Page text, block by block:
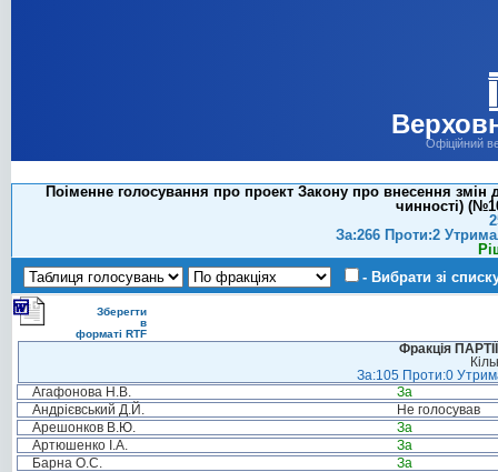
Офіційний
Поіменне голосування про проект Закону про внесення
чинності)
За:266 Проти:2
- Вибрати зі
Зберегти
в
форматі RTF
Фракція
За:105 Проти:0
Агафонова Н.В.
За
Андрієвський Д.Й.
Не голосував
Арешонков В.Ю.
За
Артюшенко І.А.
За
Барна О.С.
За